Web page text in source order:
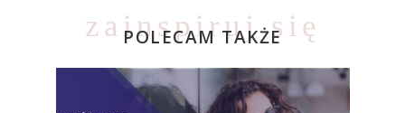
zainspiruj się
POLECAM TAKŻE